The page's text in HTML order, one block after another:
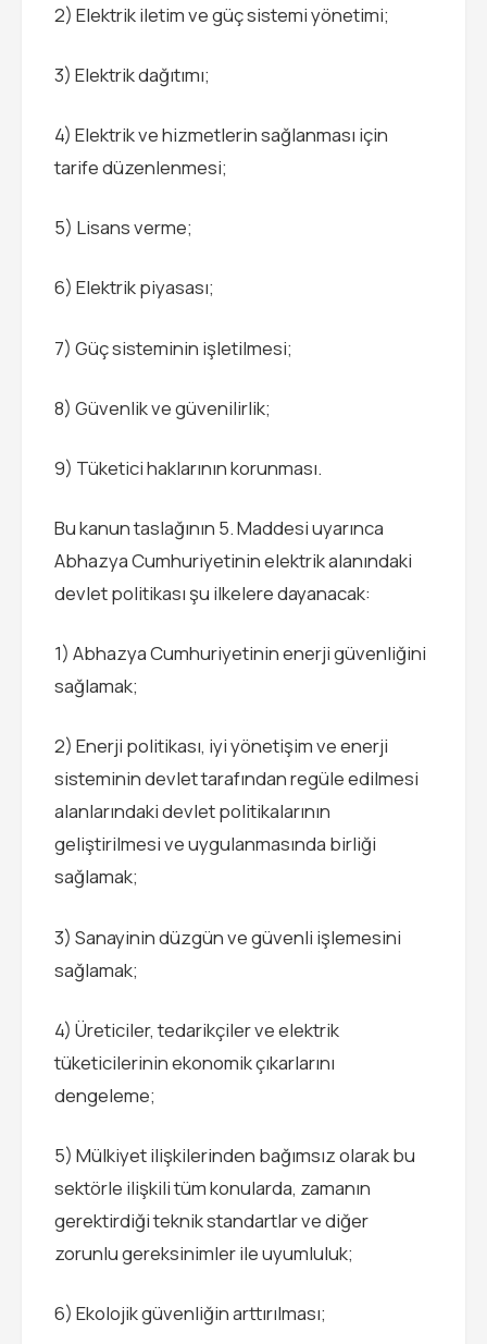
2) Elektrik iletim ve güç sistemi yönetimi;
3) Elektrik dağıtımı;
4) Elektrik ve hizmetlerin sağlanması için
tarife düzenlenmesi;
5) Lisans verme;
6) Elektrik piyasası;
7) Güç sisteminin işletilmesi;
8) Güvenlik ve güvenilirlik;
9) Tüketici haklarının korunması.
Bu kanun taslağının 5. Maddesi uyarınca
Abhazya Cumhuriyetinin elektrik alanındaki
devlet politikası şu ilkelere dayanacak:
1) Abhazya Cumhuriyetinin enerji güvenliğini
sağlamak;
2) Enerji politikası, iyi yönetişim ve enerji
sisteminin devlet tarafından regüle edilmesi
alanlarındaki devlet politikalarının
geliştirilmesi ve uygulanmasında birliği
sağlamak;
3) Sanayinin düzgün ve güvenli işlemesini
sağlamak;
4) Üreticiler, tedarikçiler ve elektrik
tüketicilerinin ekonomik çıkarlarını
dengeleme;
5) Mülkiyet ilişkilerinden bağımsız olarak bu
sektörle ilişkili tüm konularda, zamanın
gerektirdiği teknik standartlar ve diğer
zorunlu gereksinimler ile uyumluluk;
6) Ekolojik güvenliğin arttırılması;